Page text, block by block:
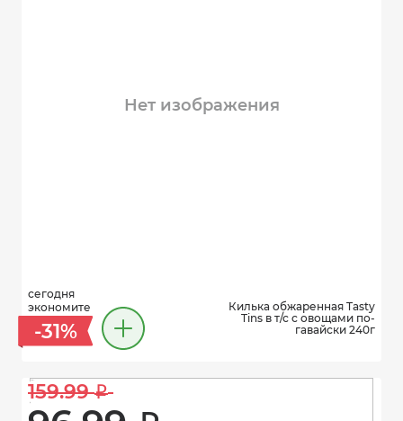
Нет изображения
сегодня
экономите
-31%
Килька обжаренная Tasty
Tins в т/с с овощами по-
гавайски 240г
159.99 i